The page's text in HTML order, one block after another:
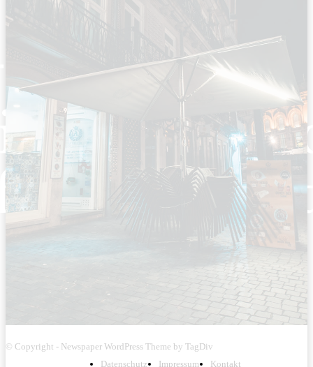
© Copyright - Newspaper WordPress Theme by TagDiv
Datenschutz
Impressum Kontakt